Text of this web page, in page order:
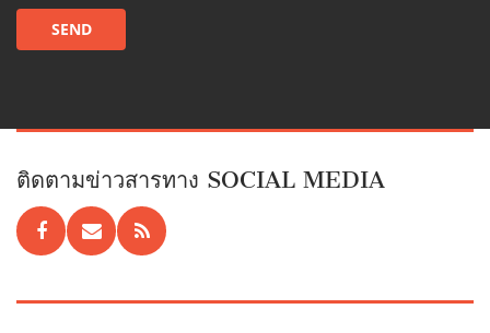
ติดตามข่าวสารทาง SOCIAL MEDIA